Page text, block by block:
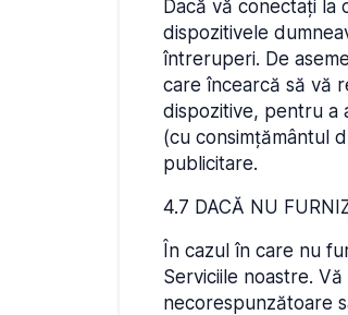
Dacă vă conectați la
dispozitivele
întreruperi. De
care încearcă să vă
dispozitive, pentru a
(cu consimțământul
publicitare.
4.7 DACĂ NU
În cazul în care nu
Serviciile noastre.
necorespunzătoare